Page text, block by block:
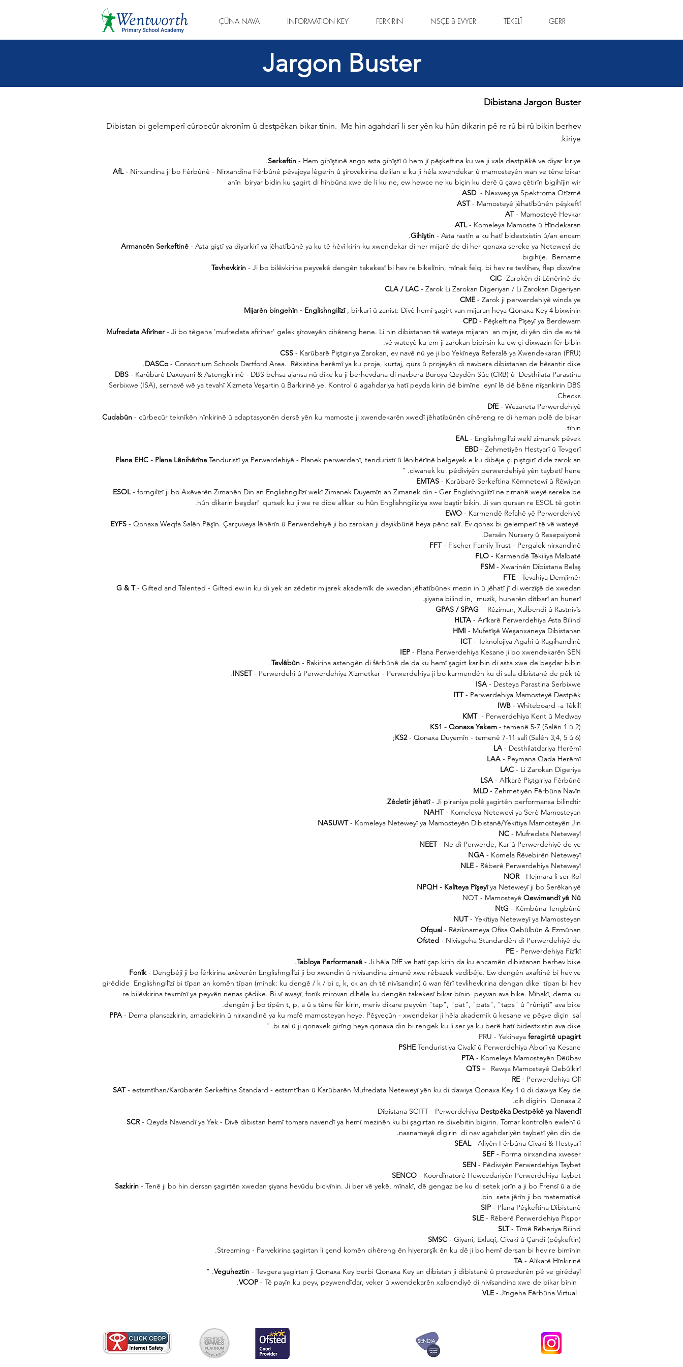
ÇÛNA NAVA INFORMATION KEY FERKIRIN NSÇE B EVYER TÊKELÎ GERR
Jargon Buster
Dibistana Jargon Buster
Dibistan bi gelemperî cûrbecûr akronîm û destpêkan bikar tînin. Me hin agahdarî li ser yên ku hûn dikarin pê re rû bi rû bikin berhev
kiriye.
Serkeftin - Hem gihîştinê ango asta gihîştî û hem jî pêşkeftina ku we ji xala destpêkê ve diyar kiriye.
AfL- Nirxandina ji bo Fêrbûnê - Nirxandina Fêrbûnê pêvajoya lêgerîn û şîrovekirina delîlan e ku ji hêla xwendekar û mamosteyên wan ve têne bikar
anîn biryar bidin ku şagirt di hînbûna xwe de li ku ne, ew hewce ne ku biçin ku derê û çawa çêtirîn bigihîjin wir
ASD - Nexweşiya Spektroma Otîzmê
AST- Mamosteyê jêhatîbûnên pêşkeftî
AT- Mamosteyê Hevkar
ATL- Komeleya Mamoste û Hîndekaran
Gihîştin - Asta rastîn a ku hatî bidestxistin û/an encam.
Armancên Serkeftinê - Asta giştî ya diyarkirî ya jêhatîbûnê ya ku tê hêvî kirin ku xwendekar di her mijarê de di her qonaxa sereke ya Neteweyî de
bigihîje. Bername
Tevhevkirin - Ji bo bilêvkirina peyvekê dengên takekesî bi hev re bikelînin, mînak felq, bi hev re tevlihev, flap dixwîne
CiC -Zarokên di Lênêrînê de
CLA / LAC - Zarok Li Zarokan Digeriyan / Li Zarokan Digeriyan
CME- Zarok ji perwerdehiyê winda ye
Mijarên bingehîn - Englishngilîzî, bîrkarî û zanist: Divê hemî şagirt van mijaran heya Qonaxa Key 4 bixwînin
CPD- Pêşkeftina Pîşeyî ya Berdewam
Mufredata Afirîner - Ji bo têgeha 'mufredata afirîner' gelek şîroveyên cihêreng hene. Li hin dibistanan tê wateya mijaran an mijar, di yên din de ev tê
vê wateyê ku em ji zarokan bipirsin ka ew çi dixwazin fêr bibin.
CSS - Karûbarê Piştgiriya Zarokan, ev navê nû ye ji bo Yekîneya Referalê ya Xwendekaran (PRU)
DASCo - Consortium Schools Dartford Area. Rêxistina herêmî ya ku proje, kurtaj, qurs û projeyên di navbera dibistanan de hêsantir dike.
DBS - Karûbarê Daxuyanî & Astengkirinê - DBS behsa ajansa nû dike ku ji berhevdana di navbera Buroya Qeydên Sûc (CRB) û Desthilata Parastina
Serbixwe (ISA), sernavê wê ya tevahî Xizmeta Veşartin û Barkirinê ye. Kontrol û agahdariya hatî peyda kirin dê bimîne eynî lê dê bêne nîşankirin DBS
Checks.
DfE- Wezareta Perwerdehiyê
Cudabûn - cûrbecûr teknîkên hînkirinê û adaptasyonên dersê yên ku mamoste ji xwendekarên xwedî jêhatîbûnên cihêreng re di heman polê de bikar
tînin.
EAL- Englishngilîzî wekî zimanek pêvek
EBD- Zehmetiyên Hestyarî û Tevgerî
Plana EHC - Plana Lênihêrîna Tenduristî ya Perwerdehiyê - Planek perwerdehî, tenduristî û lênihêrînê belgeyek e ku dibêje çi piştgirî dide zarok an
ciwanek ku pêdiviyên perwerdehiyê yên taybetî hene. "
EMTAS - Karûbarê Serkeftina Kêmnetewî û Rêwiyan
ESOL- forngilîzî ji bo Axêverên Zimanên Din an Englishngilîzî wekî Zimanek Duyemîn an Zimanek din - Ger Englishngilîzî ne zimanê weyê sereke be
hûn dikarin beşdarî qursek ku ji we re dibe alîkar ku hûn Englishngilîziya xwe baştir bikin. Ji van qursan re ESOL tê gotin.
EWO - Karmendê Refahê yê Perwerdehiyê
EYFS - Qonaxa Weqfa Salên Pêşîn. Çarçuveya lênêrîn û Perwerdehiyê ji bo zarokan ji dayikbûnê heya pênc salî. Ev qonax bi gelemperî tê vê wateyê
Dersên Nursery û Resepsiyonê.
FFT- Fischer Family Trust - Pergalek nirxandinê
FLO - Karmendê Têkiliya Malbatê
FSM - Xwarinên Dibistana Belaş
FTE- Tevahiya Demjimêr
G & T- Gifted and Talented - Gifted ew in ku di yek an zêdetir mijarek akademîk de xwedan jêhatîbûnek mezin in û jêhatî jî di werzîşê de xwedan
şiyana bilind in, muzîk, hunerên dîtbarî an hunerî.
GPAS / SPAG - Rêziman, Xalbendî û Rastnivîs
HLTA - Arîkarê Perwerdehiya Asta Bilind
HMI - Mufetîşê Weşanxaneya Dibistanan
ICT- Teknolojiya Agahî û Ragihandinê
IEP - Plana Perwerdehiya Kesane ji bo xwendekarên SEN
Tevlêbûn - Rakirina astengên di fêrbûnê de da ku hemî şagirt karibin di asta xwe de beşdar bibin.
INSET- Perwerdehî û Perwerdehiya Xizmetkar - Perwerdehiya ji bo karmendên ku di sala dibistanê de pêk tê.
ISA - Desteya Parastina Serbixwe
ITT- Perwerdehiya Mamosteyê Destpêk
IWB - Whiteboard -a Têkilî
KMT - Perwerdehiya Kent û Medway
KS1 - Qonaxa Yekem - temenê 5-7 (Salên 1 û 2)
KS2- Qonaxa Duyemîn - temenê 7-11 salî (Salên 3,4, 5 û 6);
LA - Desthilatdariya Herêmî
LAA - Peymana Qada Herêmî
LAC - Li Zarokan Digeriya
LSA - Alîkarê Piştgiriya Fêrbûnê
MLD- Zehmetiyên Fêrbûna Navîn
Zêdetir jêhatî- Ji piraniya polê şagirtên performansa bilindtir.
NAHT- Komeleya Neteweyî ya Serê Mamosteyan
NASUWT- Komeleya Neteweyî ya Mamosteyên Dibistanê/Yekîtiya Mamosteyên Jin
NC - Mufredata Neteweyî
NEET- Ne di Perwerde, Kar û Perwerdehiyê de ye
NGA - Komela Rêvebirên Neteweyî
NLE- Rêberê Perwerdehiya Neteweyî
NOR- Hejmara li ser Rol
NPQH - Kalîteya Pîşeyîya Neteweyî ji bo Serêkaniyê
NQT - Mamosteyê Qewimandî yê Nû
NtG - Kêmbûna Tengbûnê
NUT- Yekîtiya Neteweyî ya Mamosteyan
Ofqual - Rêziknameya Ofîsa Qebûlbûn & Ezmûnan
Ofsted - Nivîsgeha Standardên di Perwerdehiyê de
PE- Perwerdehiya Fîzîkî
Tabloya Performansê - Ji hêla DfE ve hatî çap kirin da ku encamên dibistanan berhev bike.
Fonîk- Dengbêjî ji bo fêrkirina axêverên Englishngilîzî ji bo xwendin û nivîsandina zimanê xwe rêbazek vedibêje. Ew dengên axaftinê bi hev ve
girêdide Englishngilîzî bi tîpan an komên tîpan (mînak: ku dengê / k / bi c, k, ck an ch tê nivîsandin) û wan fêrî tevlihevkirina dengan dike tîpan bi hev
re bilêvkirina texmînî ya peyvên nenas çêdike. Bi vî awayî, fonîk mirovan dihêle ku dengên takekesî bikar bînin peyvan ava bike. Mînakî, dema ku
dengên ji bo tîpên t, p, a û s têne fêr kirin, meriv dikare peyvên "tap", "pat", "pats", "taps" û "rûniştî" ava bike.
PPA - Dema plansazkirin, amadekirin û nirxandinê ya ku mafê mamosteyan heye. Pêşveçûn - xwendekar ji hêla akademîk û kesane ve pêşve diçin sal
bi sal û ji qonaxek girîng heya qonaxa din bi rengek ku li ser ya ku berê hatî bidestxistin ava dike. "
PRU - Yekîneya feragirtê upagirt
PSHETenduristiya Civakî û Perwerdehiya Aborî ya Kesane
PTA - Komeleya Mamosteyên Dêûbav
QTS -
Rewşa Mamosteyê Qebûlkirî
RE- Perwerdehiya Olî
SAT- estsmtîhan/Karûbarên Serkeftina Standard - estsmtîhan û Karûbarên Mufredata Neteweyî yên ku di dawiya Qonaxa Key 1 û di dawiya Key de
cih digirin Qonaxa 2.
Dibistana SCITT - Perwerdehiya Destpêka Destpêkê ya Navendî
SCR- Qeyda Navendî ya Yek - Divê dibistan hemî tomara navendî ya hemî mezinên ku bi şagirtan re dixebitin bigirin. Tomar kontrolên ewlehî û
nasnameyê digirin di nav agahdariyên taybetî yên din de.
SEAL- Aliyên Fêrbûna Civakî & Hestyarî
SEF - Forma nirxandina xweser
SEN - Pêdiviyên Perwerdehiya Taybet
SENCO - Koordînatorê Hewcedariyên Perwerdehiya Taybet
Sazkirin - Tenê ji bo hin dersan şagirtên xwedan şiyana hevûdu bicivînin. Ji ber vê yekê, mînakî, dê gengaz be ku di setek jorîn a ji bo Frensî û a de
bin seta jêrîn ji bo matematîkê.
SIP - Plana Pêşkeftina Dibistanê
SLE- Rêberê Perwerdehiya Pispor
SLT- Tîmê Rêberiya Bilind
SMSC - Giyanî, Exlaqî, Civakî û Çandî (pêşkeftin)
Streaming - Parvekirina şagirtan li çend komên cihêreng ên hiyerarşîk ên ku dê ji bo hemî dersan bi hev re bimînin.
TA - Alîkarê Hînkirinê
Veguheztin - Tevgera şagirtan ji Qonaxa Key berbi Qonaxa Key an dibistan ji dibistanê û prosedurên pê ve girêdayî. "
VCOP - Tê payîn ku peyv, peywendîdar, veker û xwendekarên xalbendiyê di nivîsandina xwe de bikar bînin.
VLE- Jîngeha Fêrbûna Virtual